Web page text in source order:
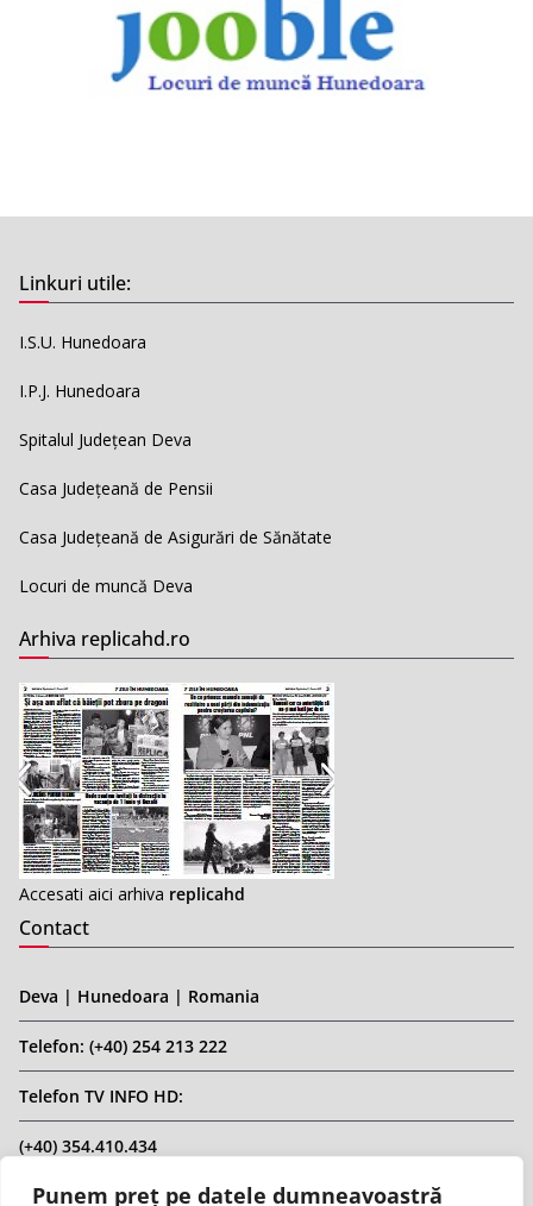
Punem preț pe datele dumneavoastră
Linkuri utile:
I.S.U. Hunedoara
I.P.J. Hunedoara
Spitalul Județean Deva
Casa Județeană de Pensii
Casa Județeană de Asigurări de Sănătate
Locuri de muncă Deva
Arhiva replicahd.ro
Accesati aici arhiva replicahd
Contact
Deva | Hunedoara | Romania
Telefon: (+40) 254 213 222
Telefon TV INFO HD:
(+40) 354.410.434